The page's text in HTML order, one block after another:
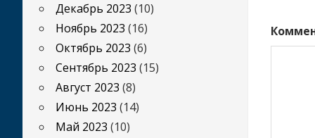
Декабрь 2023 (10)
Ноябрь 2023 (16)
Октябрь 2023 (6)
Сентябрь 2023 (15)
Август 2023 (8)
Июнь 2023 (14)
Май 2023 (10)